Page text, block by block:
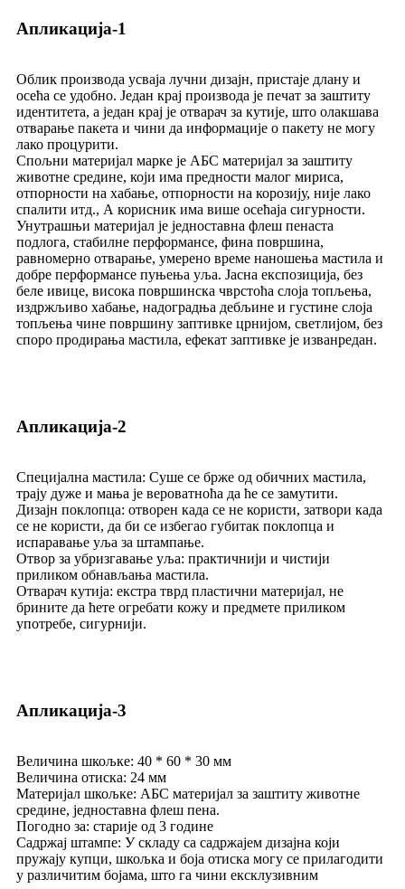
Апликација-1
Облик производа усваја лучни дизајн, пристаје длану и
осећа се удобно. Један крај производа је печат за заштиту
идентитета, а један крај је отварач за кутије, што олакшава
отварање пакета и чини да информације о пакету не могу
лако процурити.
Спољни материјал марке је АБС материјал за заштиту
животне средине, који има предности малог мириса,
отпорности на хабање, отпорности на корозију, није лако
спалити итд., А корисник има више осећаја сигурности.
Унутрашњи материјал је једноставна флеш пенаста
подлога, стабилне перформансе, фина површина,
равномерно отварање, умерено време наношења мастила и
добре перформансе пуњења уља. Јасна експозиција, без
беле ивице, висока површинска чврстоћа слоја топљења,
издржљиво хабање, надоградња дебљине и густине слоја
топљења чине површину заптивке црнијом, светлијом, без
споро продирања мастила, ефекат заптивке је изванредан.
Апликација-2
Специјална мастила: Суше се брже од обичних мастила,
трају дуже и мања је вероватноћа да ће се замутити.
Дизајн поклопца: отворен када се не користи, затвори када
се не користи, да би се избегао губитак поклопца и
испаравање уља за штампање.
Отвор за убризгавање уља: практичнији и чистији
приликом обнављања мастила.
Отварач кутија: екстра тврд пластични материјал, не
брините да ћете огребати кожу и предмете приликом
употребе, сигурнији.
Апликација-3
Величина шкољке: 40 * 60 * 30 мм
Величина отиска: 24 мм
Материјал шкољке: АБС материјал за заштиту животне
средине, једноставна флеш пена.
Погодно за: старије од 3 године
Садржај штампе: У складу са садржајем дизајна који
пружају купци, шкољка и боја отиска могу се прилагодити
у различитим бојама, што га чини ексклузивним